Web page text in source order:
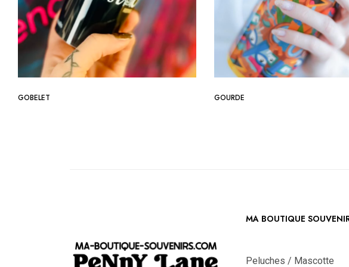
GOBELET GOURDE
MA BOUTIQUE
Peluches / Mascotte